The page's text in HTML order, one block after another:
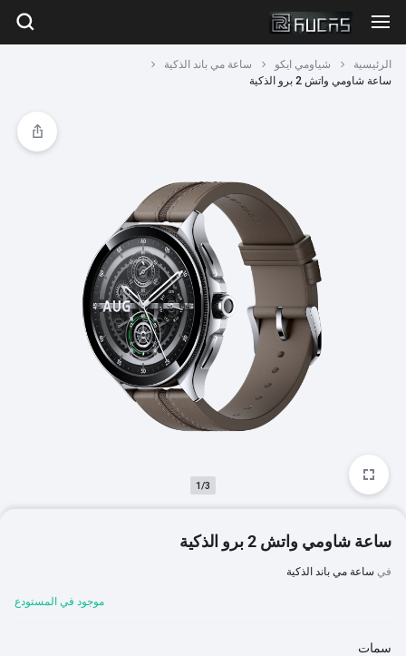
الرئيسية شياومي ايكو
ساعة مي باند الذكية
ساعة شاومي واتش 2 برو الذكية
1/3
ساعة شاومي واتش 2 برو الذكية
في ساعة مي باند الذكية
موجود في المستودع
سمات